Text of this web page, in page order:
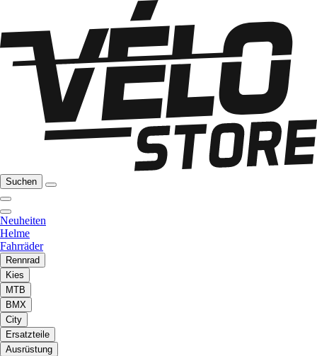
Suchen
Neuheiten
Helme
Fahrräder
Rennrad
Kies
MTB
BMX
City
Ersatzteile
Ausrüstung